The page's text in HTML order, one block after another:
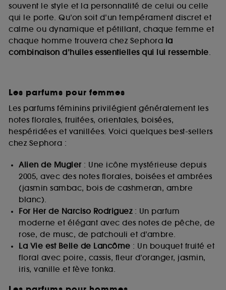
souvent le style et la personnalité de celui ou celle
qui le porte. Qu’on soit d’un tempérament discret et
calme ou dynamique et pétillant, chaque femme et
chaque homme trouvera chez Sephora la
combinaison d’huiles essentielles qui lui ressemble.
Les parfums pour femmes
Les parfums féminins privilégient généralement les
notes florales, fruitées, orientales, boisées,
hespéridées et vanillées. Voici quelques best-sellers
chez Sephora :
Alien de Mugler: Une icône mystérieuse depuis
2005, avec des notes florales, boisées et ambrées
(jasmin sambac, bois de cashmeran, ambre
blanc).
For Her de Narciso Rodriguez: Un parfum
moderne et élégant avec des notes de pêche, de
rose, de musc, de patchouli et d’ambre.
La Vie est Belle de Lancôme : Un bouquet fruité et
floral avec poire, cassis, fleur d’oranger, jasmin,
iris, vanille et fève tonka.